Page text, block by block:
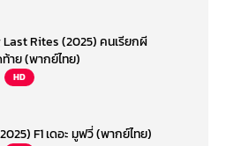
Rites (2025) คนเรียกผี
าย (พากย์ไทย)
HD
F1 เดอะ มูฟวี่ (พากย์ไทย)